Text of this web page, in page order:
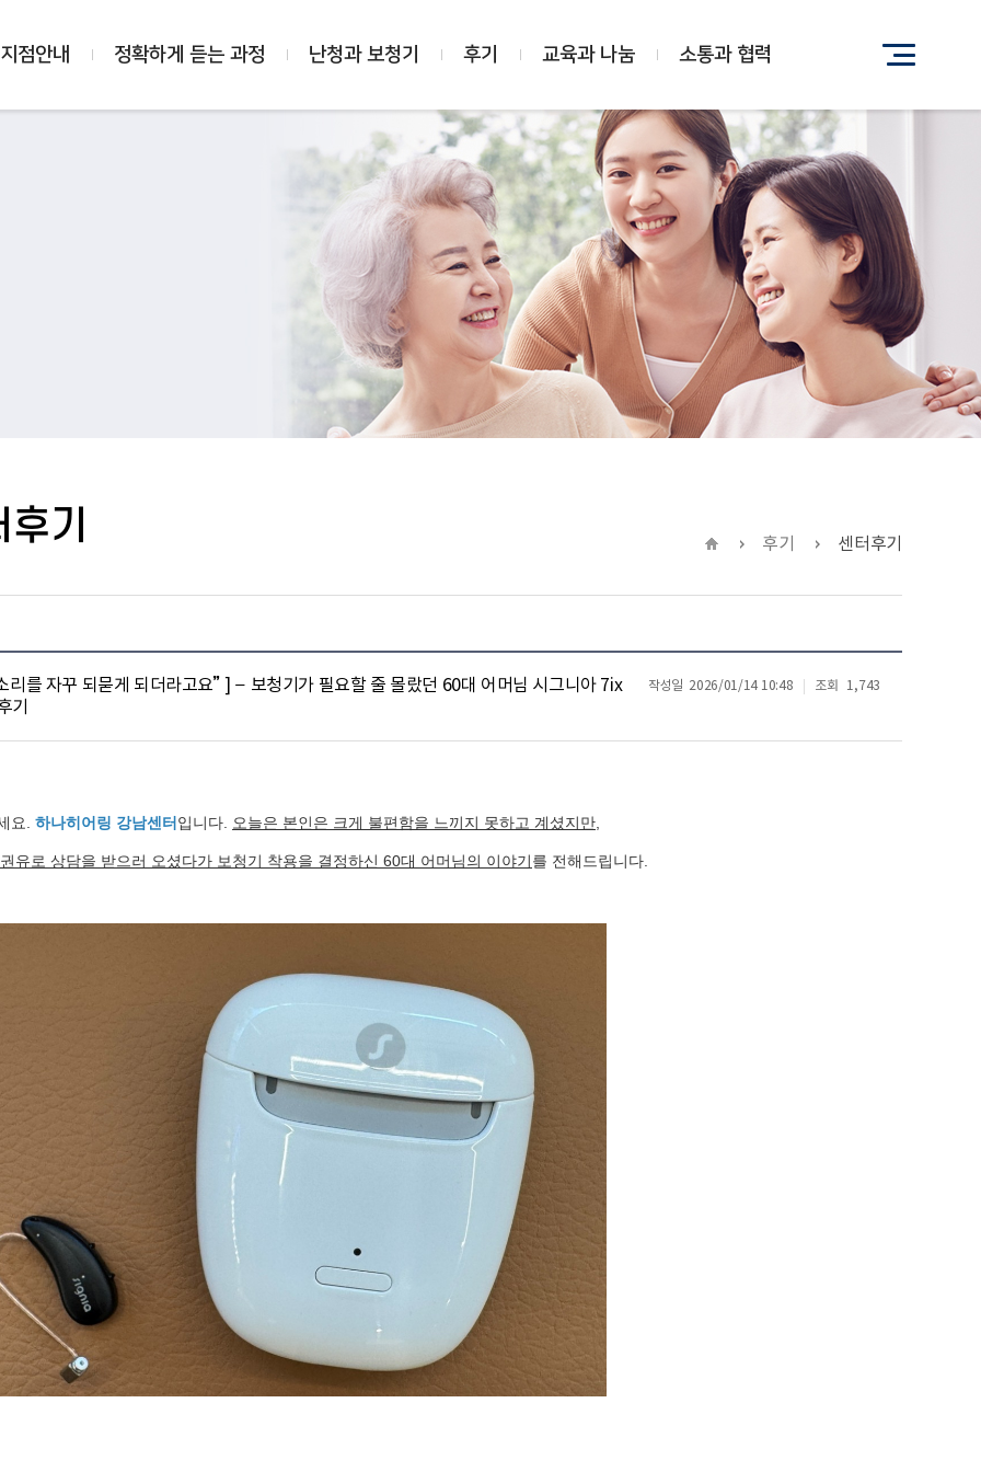
점안내 정확하게 듣는 과정 난청과 보청기 후기 교육과 나눔 소통과 협력
기 후기 센터후기
리를 자꾸 되묻게 되더라고요” ] – 보청기가 필요할 줄 몰랐던 60대 어머님 시그니아 7ix
기
작성일 2026/01/14 10:48 조회 1,743
요. 하나히어링 강남센터 입니다. 오늘은 본인은 크게 불편함을 느끼지 못하고 계셨지만,
유로 상담을 받으러 오셨다가 보청기 착용을 결정하신 60대 어머님의 이야기를 전해드립니다.